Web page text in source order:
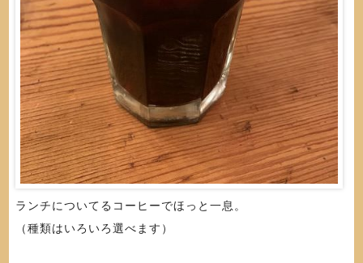
ランチについてるコーヒーでほっと一息。
（種類はいろいろ選べます）